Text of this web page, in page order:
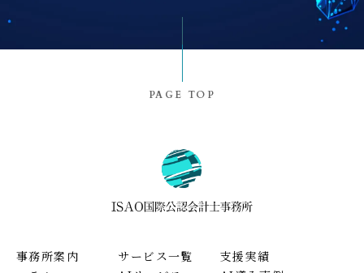
PAGE TOP
事務所案内 サービス一覧
支援実績